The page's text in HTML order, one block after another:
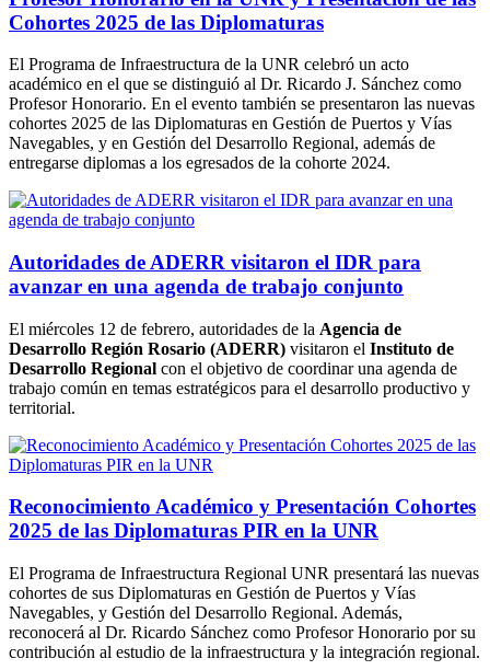
Cohortes 2025 de las Diplomaturas
El Programa de Infraestructura de la UNR celebró un acto
académico en el que se distinguió al Dr. Ricardo J. Sánchez como
Profesor Honorario. En el evento también se presentaron las nuevas
cohortes 2025 de las Diplomaturas en Gestión de Puertos y Vías
Navegables, y en Gestión del Desarrollo Regional, además de
entregarse diplomas a los egresados de la cohorte 2024.
Autoridades de ADERR visitaron el IDR para
avanzar en una agenda de trabajo conjunto
El miércoles 12 de febrero, autoridades de la Agencia de
Desarrollo Región Rosario (ADERR) visitaron el Instituto de
Desarrollo Regional con el objetivo de coordinar una agenda de
trabajo común en temas estratégicos para el desarrollo productivo y
territorial.
Reconocimiento Académico y Presentación Cohortes
2025 de las Diplomaturas PIR en la UNR
El Programa de Infraestructura Regional UNR presentará las nuevas
cohortes de sus Diplomaturas en Gestión de Puertos y Vías
Navegables, y Gestión del Desarrollo Regional. Además,
reconocerá al Dr. Ricardo Sánchez como Profesor Honorario por su
contribución al estudio de la infraestructura y la integración regional.